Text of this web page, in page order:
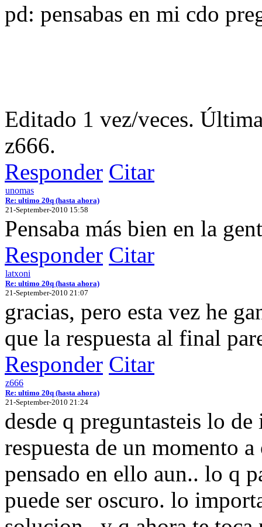
pd: pensabas en mi cdo
Editado 1 vez/veces.
z666.
Responder Citar
unomas
Re: ultimo 20q (hasta ahora)
21-September-2010 15:58
Pensaba más bien en la
Responder Citar
latxoni
Re: ultimo 20q (hasta ahora)
21-September-2010 21:07
gracias, pero esta vez he
que la respuesta al final
Responder Citar
z666
Re: ultimo 20q (hasta ahora)
21-September-2010 21:24
desde q preguntasteis lo
respuesta de un momento
pensado en ello aun.. lo q
puede ser oscuro. lo